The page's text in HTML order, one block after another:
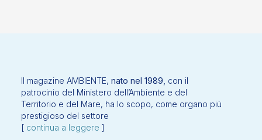
Il magazine AMBIENTE, nato nel 1989, con il
patrocinio del Ministero dell’Ambiente e del
Territorio e del Mare, ha lo scopo, come organo più
prestigioso del settore
[ continua a leggere ]